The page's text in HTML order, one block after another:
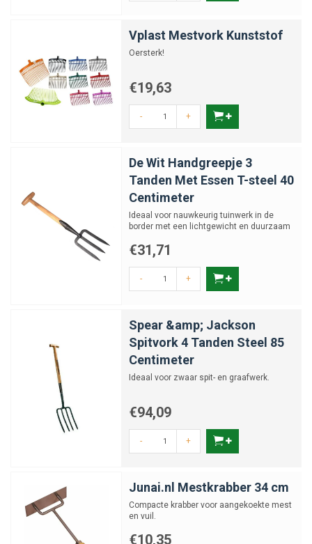
Vplast Mestvork Kunststof
Oersterk!
€19,63
- +
De Wit Handgreepje 3
Tanden Met Essen T-steel 40
Centimeter
Ideaal voor nauwkeurig tuinwerk in de
border met een lichtgewicht en duurzaam
€31,71
- +
Spear &amp; Jackson
Spitvork 4 Tanden Steel 85
Centimeter
Ideaal voor zwaar spit- en graafwerk.
€94,09
- +
Junai.nl Mestkrabber 34 cm
Compacte krabber voor aangekoekte mest
en vuil.
€10,35